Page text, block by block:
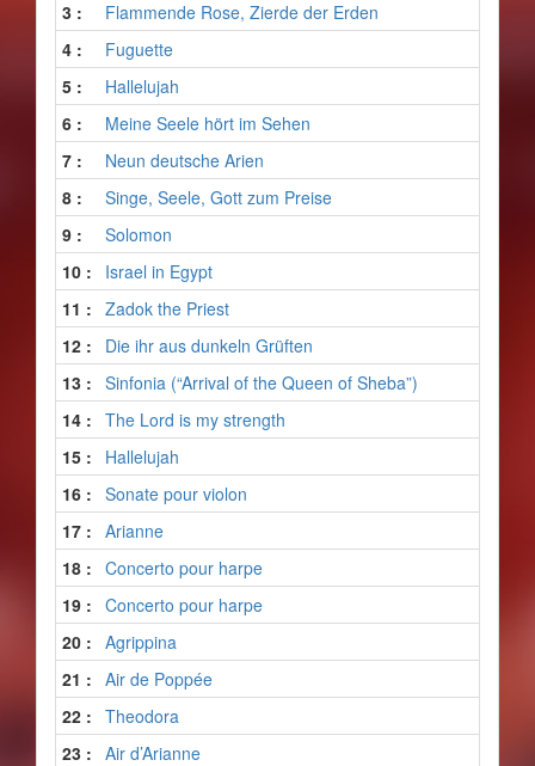
3 :
Flammende Rose, Zierde der Erden
4 :
Fuguette
5 :
Hallelujah
6 :
Meine Seele hört im Sehen
7 :
Neun deutsche Arien
8 :
Singe, Seele, Gott zum Preise
9 :
Solomon
10 :
Israel in Egypt
11 : Zadok the Priest
12 :
Die ihr aus dunkeln Grüften
13 : Sinfonia (“Arrival of the Queen of Sheba”)
14 : The Lord is my strength
15 :
Hallelujah
16 : Sonate pour violon
17 : Arianne
18 : Concerto pour harpe
19 : Concerto pour harpe
20 : Agrippina
21 : Air de Poppée
22 : Theodora
23 : Air d’Arianne